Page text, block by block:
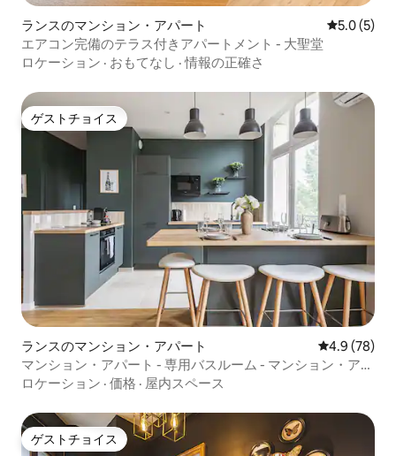
ランスのマンション・アパート レビュー5
5.0 (5)
エアコン完備のテラス付きアパートメント - 大聖堂
ロケーション · おもてなし ·情報の正確さ
ゲストチョイス
ゲストチョイス
ランスのマンション・アパート レビュー78
4.9 (78)
マンション・アパート - 専用バスルーム - マンション・アパ
ート
ロケーション · 価格 · 屋内スペース
ゲストチョイス
ゲストチョイス